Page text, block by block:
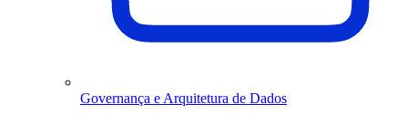
Governança e Arquitetura de Dados